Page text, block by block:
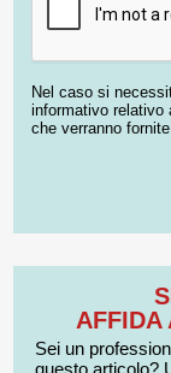
Nel caso si
informativo relativo
che verranno
AFFIDA
Sei un
questo articolo?